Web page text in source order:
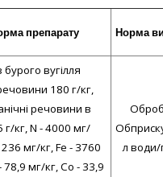
препарату Норма
вугілля
180 г/кг,
речовини в
г/кг, N - 4000 мг/
мг/кг, Fe - 3760
78,9 мг/кг, Co - 33,9
л води/